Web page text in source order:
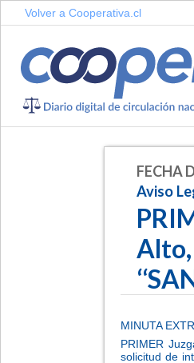
Volver a Cooperativa.cl
FECHA
Aviso
MINUTA
PRIMER
solicitud de